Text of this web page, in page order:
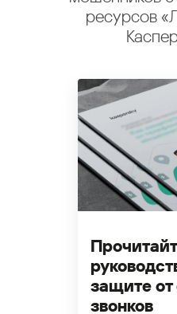
ресурсов
защите
звонков